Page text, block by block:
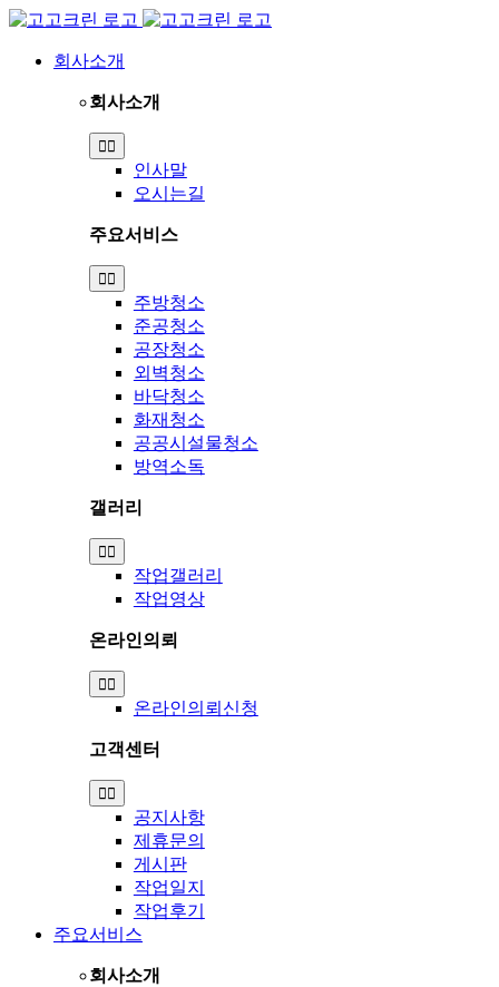
Skip
content회사소개
회사소개
Toggle
Navigation
인사말
오시는길
주요서비스
Toggle
Navigation
주방청소
준공청소
공장청소
외벽청소
바닥청소
화재청소
공공시설물청소
방역소독
갤러리
Toggle
Navigation
작업갤러리
작업영상
온라인의뢰
Toggle
Navigation
온라인의뢰신청
고객센터
Toggle
Navigation
공지사항
제휴문의
게시판
작업일지
작업후기
주요서비스
회사소개